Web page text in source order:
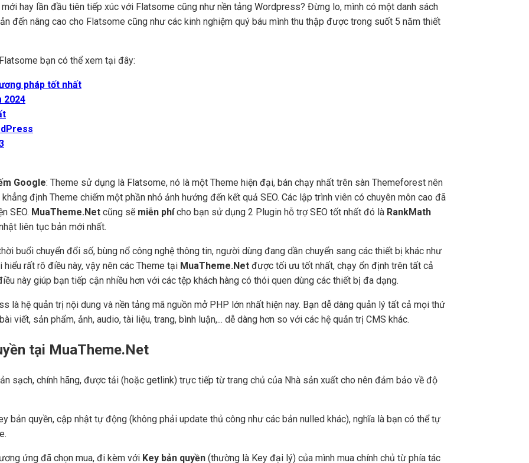
hay lần đầu tiên tiếp xúc với Flatsome cũng như nền tảng Wordpress? Đừng lo, mình có một danh sách
đến nâng cao cho Flatsome cũng như các kinh nghiệm quý báu mình thu thập được trong suốt 5 năm thiết
bạn có thể xem tại đây:
pháp tốt nhất
2024
Google: Theme sử dụng là Flatsome, nó là một Theme hiện đại, bán chạy nhất trên sàn Themeforest nên
định Theme chiếm một phần nhỏ ảnh hướng đến kết quả SEO. Các lập trình viên có chuyên môn cao đã
SEO. MuaTheme.Net cũng sẽ miễn phícho bạn sử dụng 2 Plugin hỗ trợ SEO tốt nhất đó là RankMath
liên tục bản mới nhất.
buổi chuyển đổi số, bùng nổ công nghệ thông tin, người dùng đang dần chuyển sang các thiết bị khác như
rất rõ điều này, vậy nên các Theme tại MuaTheme.Net được tối ưu tốt nhất, chạy ổn định trên tất cả
này giúp bạn tiếp cận nhiều hơn với các tệp khách hàng có thói quen dùng các thiết bị đa dạng.
là hệ quản trị nội dung và nền tảng mã nguồn mở PHP lớn nhất hiện nay. Bạn dễ dàng quản lý tất cả mọi thứ
viết, sản phẩm, ảnh, audio, tài liệu, trang, bình luận,... dễ dàng hơn so với các hệ quản trị CMS khác.
tại MuaTheme.Net
sạch, chính hãng, được tải (hoặc getlink) trực tiếp từ trang chủ của Nhà sản xuất cho nên đảm bảo về độ
bản quyền, cập nhật tự động (không phải update thủ công như các bản nulled khác), nghĩa là bạn có thể tự
ứng đã chọn mua, đi kèm với Key bản quyền (thường là Key đại lý) của mình mua chính chủ từ phía tác